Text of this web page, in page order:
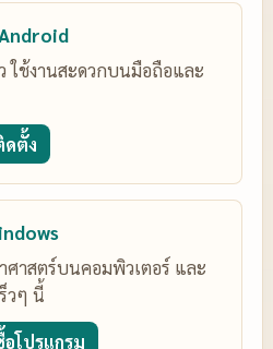
ใช้งานสะดวกบนมือถือและ
ดตั้ง
าสตร์บนคอมพิวเตอร์ และ
วๆ นี้
โปรแกรม